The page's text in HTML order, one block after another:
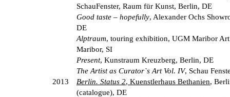
SchauFenster, Raum für Kunst, Berlin, DE
Good taste – hopefully, Alexander Ochs
DE
Alptraum, touring exhibition, UGM Maribor
Maribor, SI
Present, Kunstraum Kreuzberg, Berlin, DE
The Artist as Curator`s Art Vol. IV, Schau
2013
Berlin. Status 2, Kuenstlerhaus Bethanien,
(catalogue), DE